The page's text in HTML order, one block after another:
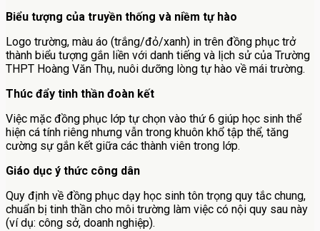
Biểu tượng của truyền thống và niềm tự hào
Logo trường, màu áo (trắng/đỏ/xanh) in trên đồng phục trở
thành biểu tượng gắn liền với danh tiếng và lịch sử của Trường
THPT Hoàng Văn Thụ, nuôi dưỡng lòng tự hào về mái trường.
Thúc đẩy tinh thần đoàn kết
Việc mặc đồng phục lớp tự chọn vào thứ 6 giúp học sinh thể
hiện cá tính riêng nhưng vẫn trong khuôn khổ tập thể, tăng
cường sự gắn kết giữa các thành viên trong lớp.
Giáo dục ý thức công dân
Quy định về đồng phục dạy học sinh tôn trọng quy tắc chung,
chuẩn bị tinh thần cho môi trường làm việc có nội quy sau này
(ví dụ: công sở, doanh nghiệp).